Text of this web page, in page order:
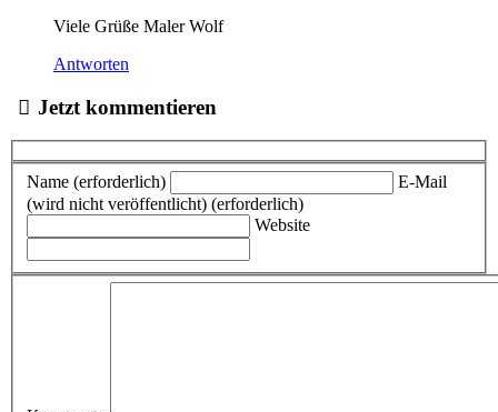
Viele Grüße Maler Wolf
Antworten
Jetzt kommentieren
Name (erforderlich)
E-Mail
(wird nicht veröffentlicht) (erforderlich)
Website